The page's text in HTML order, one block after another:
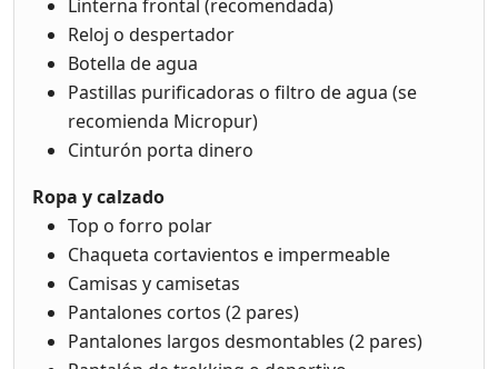
Linterna frontal (recomendada)
Reloj o despertador
Botella de agua
Pastillas purificadoras o filtro de agua (se
recomienda Micropur)
Cinturón porta dinero
Ropa y calzado
Top o forro polar
Chaqueta cortavientos e impermeable
Camisas y camisetas
Pantalones cortos (2 pares)
Pantalones largos desmontables (2 pares)